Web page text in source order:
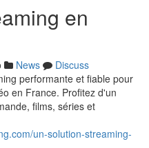
en
News
Discuss
performante et fiable pour
en France. Profitez d'un
films, séries et
un-solution-streaming-